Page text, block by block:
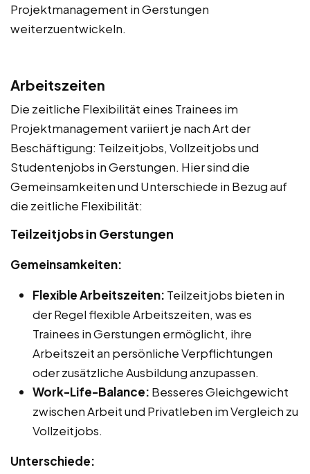
Projektmanagement in Gerstungen
weiterzuentwickeln.
Arbeitszeiten
Die zeitliche Flexibilität eines Trainees im
Projektmanagement variiert je nach Art der
Beschäftigung: Teilzeitjobs, Vollzeitjobs und
Studentenjobs in Gerstungen. Hier sind die
Gemeinsamkeiten und Unterschiede in Bezug auf
die zeitliche Flexibilität:
Teilzeitjobs in Gerstungen
Gemeinsamkeiten:
Flexible Arbeitszeiten: Teilzeitjobs bieten in
der Regel flexible Arbeitszeiten, was es
Trainees in Gerstungen ermöglicht, ihre
Arbeitszeit an persönliche Verpflichtungen
oder zusätzliche Ausbildung anzupassen.
Work-Life-Balance: Besseres Gleichgewicht
zwischen Arbeit und Privatleben im Vergleich zu
Vollzeitjobs.
Unterschiede: